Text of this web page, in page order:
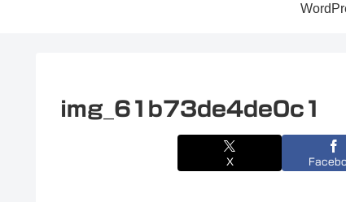
img_61b73de4de0c1
X